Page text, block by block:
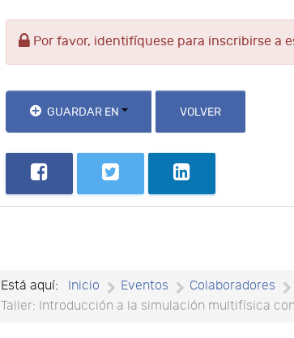
Por favor, identifíquese para inscribirse a
GUARDAR EN VOLVER
Está aquí: Inicio Eventos Colaboradores
Taller: Introducción a la simulación multifísica con